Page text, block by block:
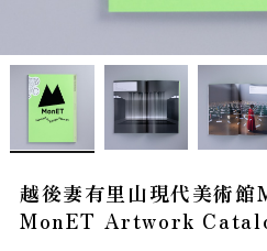
越後妻有里山現代美術
MonET Artwork